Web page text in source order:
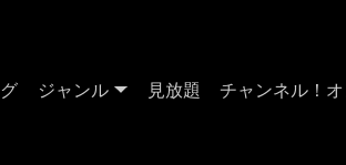
ジャンル 見放題 チャンネル！